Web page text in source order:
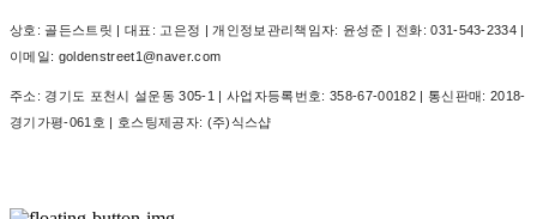
상호: 골든스트릿 | 대표: 고은정 | 개인정보관리책임자: 윤성준 | 전화: 031-543-2334 |
이메일: goldenstreet1@naver.com
주소: 경기도 포천시 설운동 305-1 | 사업자등록번호: 358-67-00182| 통신판매: 2018-
경기가평-061호 | 호스팅제공자: (주)식스샵